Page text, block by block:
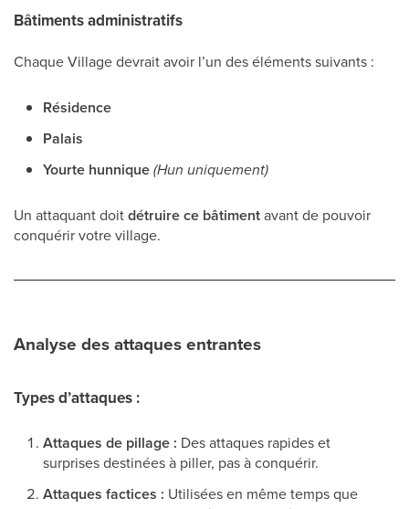
Bâtiments administratifs
Chaque Village devrait avoir l’un des éléments suivants :
Résidence
Palais
Yourte hunnique(Hun uniquement)
Un attaquant doitdétruire ce bâtimentavant de pouvoir
conquérir votre village.
Analyse des attaques entrantes
Types d’attaques :
Attaques de pillage : Des attaques rapides et
surprises destinées à piller, pas à conquérir.
Attaques factices : Utilisées en même temps que